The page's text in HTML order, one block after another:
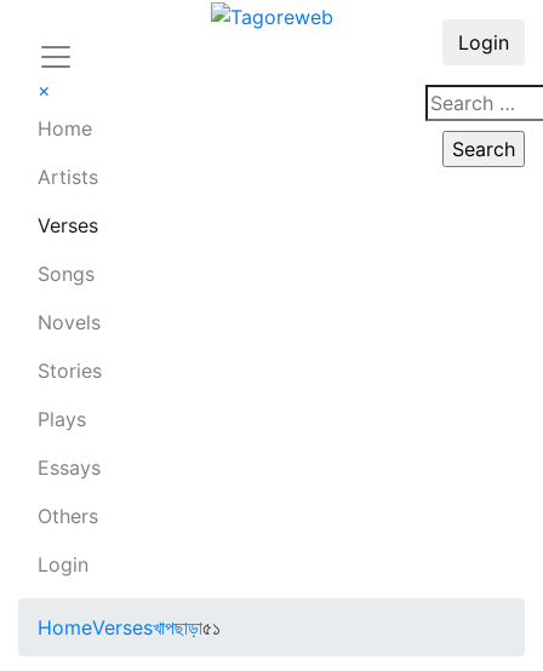
×
Home
Artists
Verses
Songs
Novels
Stories
Plays
Essays
Others
Login
Login
HomeVersesখাপছাড়া৫১